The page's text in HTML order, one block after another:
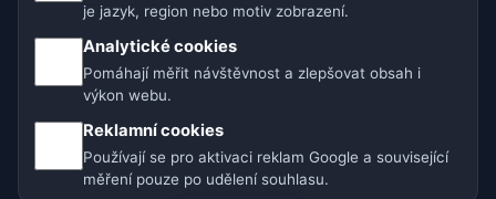
Naše weby o počasí:
🇩🇪🇦🇹🇨🇭 Německo / Rakousko / Švýcarsko
je jazyk, region nebo motiv zobrazení.
Analytické cookies
Pomáhají měřit návštěvnost a zlepšovat obsah i
výkon webu.
Reklamní cookies
Používají se pro aktivaci reklam Google a související
měření pouze po udělení souhlasu.